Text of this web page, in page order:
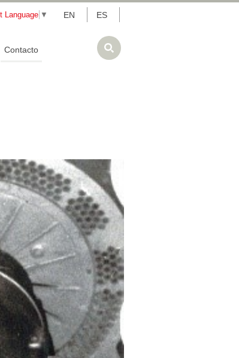
EN ES
Language ▼
Contacto